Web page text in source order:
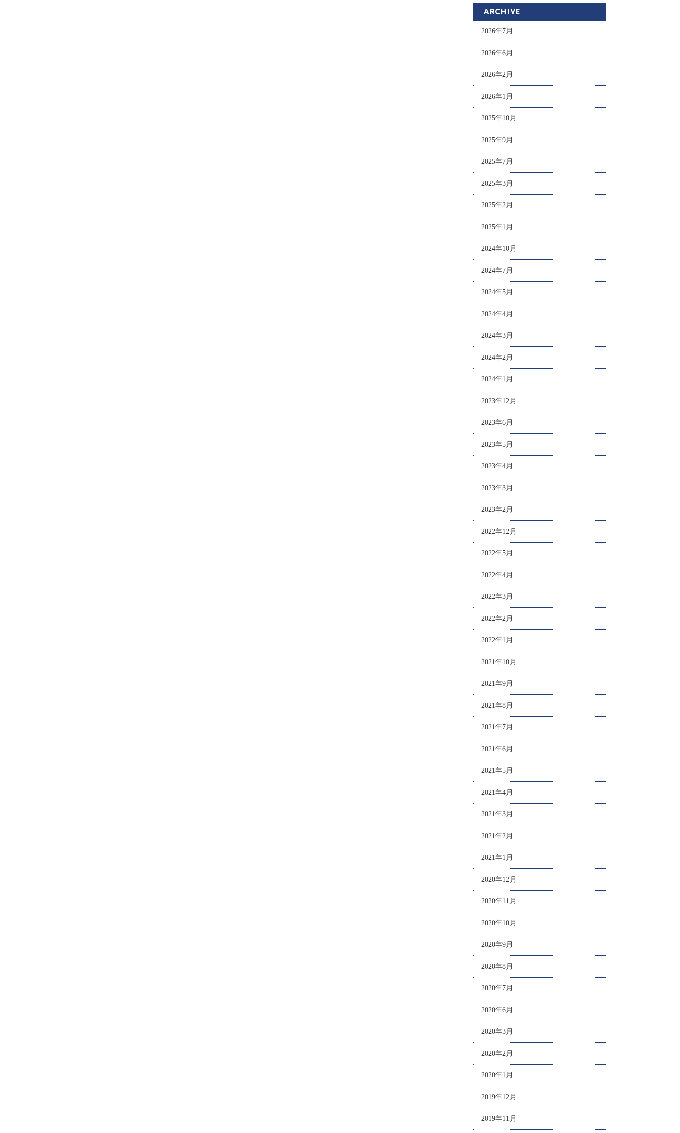
ARCHIVE
2026年7月
2026年6月
2026年2月
2026年1月
2025年10月
2025年9月
2025年7月
2025年3月
2025年2月
2025年1月
2024年10月
2024年7月
2024年5月
2024年4月
2024年3月
2024年2月
2024年1月
2023年12月
2023年6月
2023年5月
2023年4月
2023年3月
2023年2月
2022年12月
2022年5月
2022年4月
2022年3月
2022年2月
2022年1月
2021年10月
2021年9月
2021年8月
2021年7月
2021年6月
2021年5月
2021年4月
2021年3月
2021年2月
2021年1月
2020年12月
2020年11月
2020年10月
2020年9月
2020年8月
2020年7月
2020年6月
2020年3月
2020年2月
2020年1月
2019年12月
2019年11月